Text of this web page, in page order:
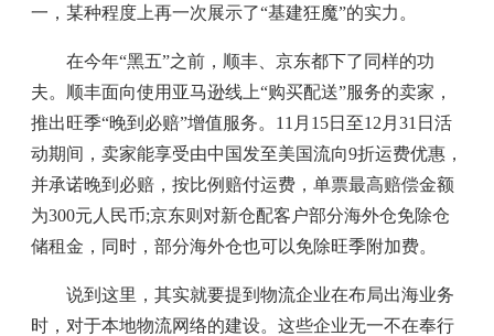
一，某种程度上再一次展示了“基建狂魔”的实力。
在今年“黑五”之前，顺丰、京东都下了同样的功
夫。顺丰面向使用亚马逊线上“购买配送”服务的卖家，
推出旺季“晚到必赔”增值服务。11月15日至12月31日活
动期间，卖家能享受由中国发至美国流向9折运费优惠，
并承诺晚到必赔，按比例赔付运费，单票最高赔偿金额
为300元人民币;京东则对新仓配客户部分海外仓免除仓
储租金，同时，部分海外仓也可以免除旺季附加费。
说到这里，其实就要提到物流企业在布局出海业务
时，对于本地物流网络的建设。这些企业无一不在奉行